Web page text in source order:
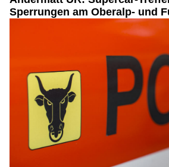
Sperrungen am Oberalp- und